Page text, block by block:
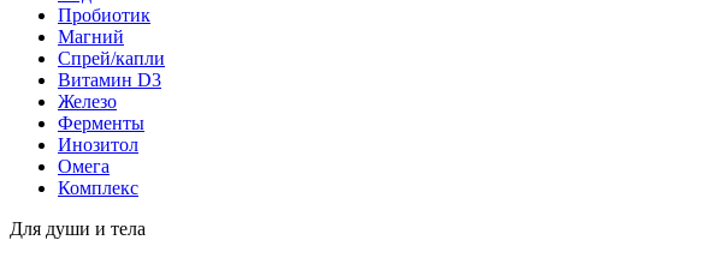
Пробиотик
Магний
Спрей/капли
Витамин D3
Железо
Ферменты
Инозитол
Омега
Комплекс
Для души и тела